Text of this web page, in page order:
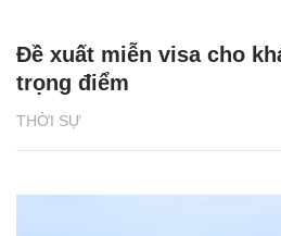
THỜI SỰ
Đề xuất miễn visa cho
trọng điểm